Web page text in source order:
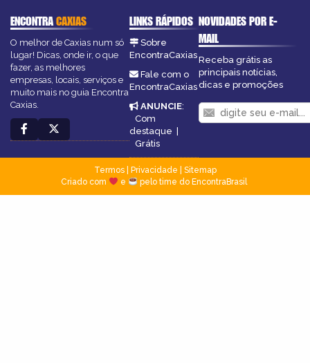
ENCONTRACAXIAS
O melhor de Caxias num só
lugar! Dicas, onde ir, o que
fazer, as melhores
empresas, locais, serviços e
muito mais no guia Encontra
Caxias.
LINKS RÁPIDOS
Sobre
EncontraCaxias
Fale com o
EncontraCaxias
ANUNCIE:
Com
destaque |
Grátis
NOVIDADES POR E-
MAIL
Receba grátis as
principais notícias,
dicas e promoções
Termos| Privacidade
Sitemap
Criado com
e pelo time do EncontraBrasil